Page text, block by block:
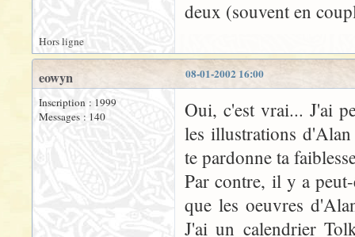
deux (souvent en
Hors ligne
08-01-2002 16:00
eowyn
Inscription : 1999
Messages : 140
Oui, c'est vrai... J'ai
les illustrations
te pardonne ta
Par contre, il y a
que les oeuvres
J'ai un calendrier